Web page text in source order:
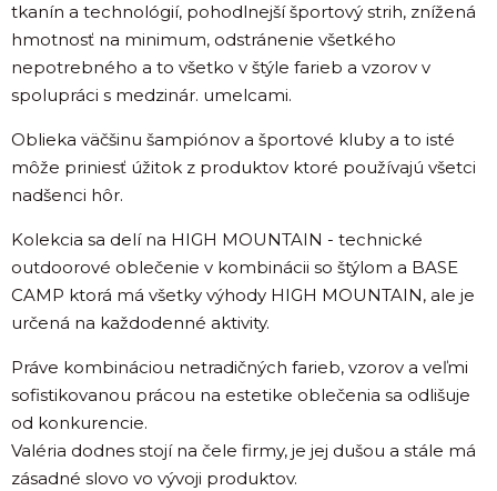
tkanín a technológií, pohodlnejší športový strih, znížená
hmotnosť na minimum, odstránenie všetkého
nepotrebného a to všetko v štýle farieb a vzorov v
spolupráci s medzinár. umelcami.
Oblieka väčšinu šampiónov a športové kluby a to isté
môže priniesť úžitok z produktov ktoré používajú všetci
nadšenci hôr.
Kolekcia sa delí na HIGH MOUNTAIN - technické
outdoorové oblečenie v kombinácii so štýlom a BASE
CAMP ktorá má všetky výhody HIGH MOUNTAIN, ale je
určená na každodenné aktivity.
Práve kombináciou netradičných farieb, vzorov a veľmi
sofistikovanou prácou na estetike oblečenia sa odlišuje
od konkurencie.
Valéria dodnes stojí na čele firmy, je jej dušou a stále má
zásadné slovo vo vývoji produktov.